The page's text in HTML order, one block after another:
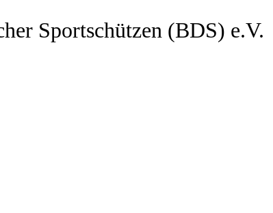
Sportschützen (BDS) e.V.